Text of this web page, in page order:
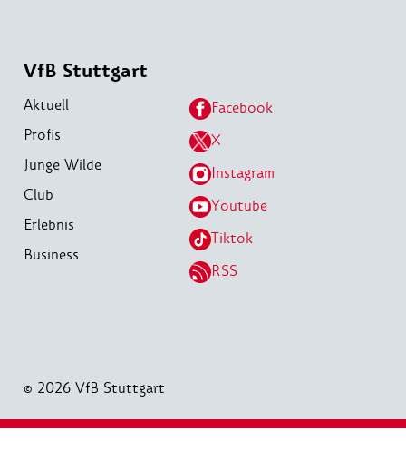
VfB Stuttgart
Aktuell
Profis
Junge Wilde
Club
Erlebnis
Business
Facebook
X
Instagram
Youtube
Tiktok
RSS
© 2026 VfB Stuttgart